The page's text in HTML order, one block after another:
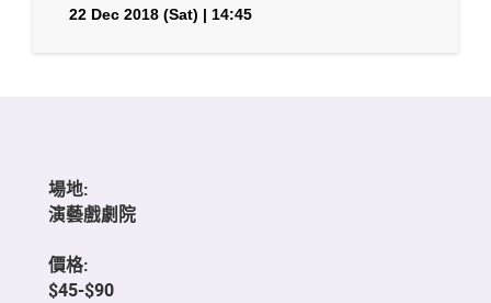
22 Dec 2018 (Sat) | 14:45
場地:
演藝戲劇院
價格:
$45-$90